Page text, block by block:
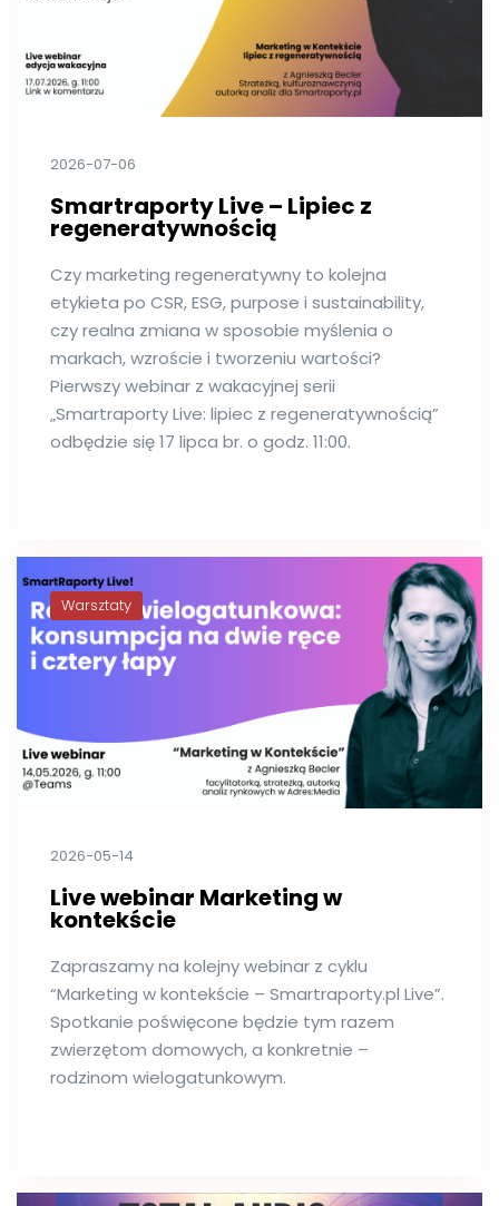
2026-07-06
Smartraporty Live – Lipiec z
regeneratywnością
Czy marketing regeneratywny to kolejna
etykieta po CSR, ESG, purpose i sustainability,
czy realna zmiana w sposobie myślenia o
markach, wzroście i tworzeniu wartości?
Pierwszy webinar z wakacyjnej serii
„Smartraporty Live: lipiec z regeneratywnością”
odbędzie się 17 lipca br. o godz. 11:00.
Warsztaty
2026-05-14
Live webinar Marketing w
kontekście
Zapraszamy na kolejny webinar z cyklu
“Marketing w kontekście – Smartraporty.pl Live”.
Spotkanie poświęcone będzie tym razem
zwierzętom domowych, a konkretnie –
rodzinom wielogatunkowym.